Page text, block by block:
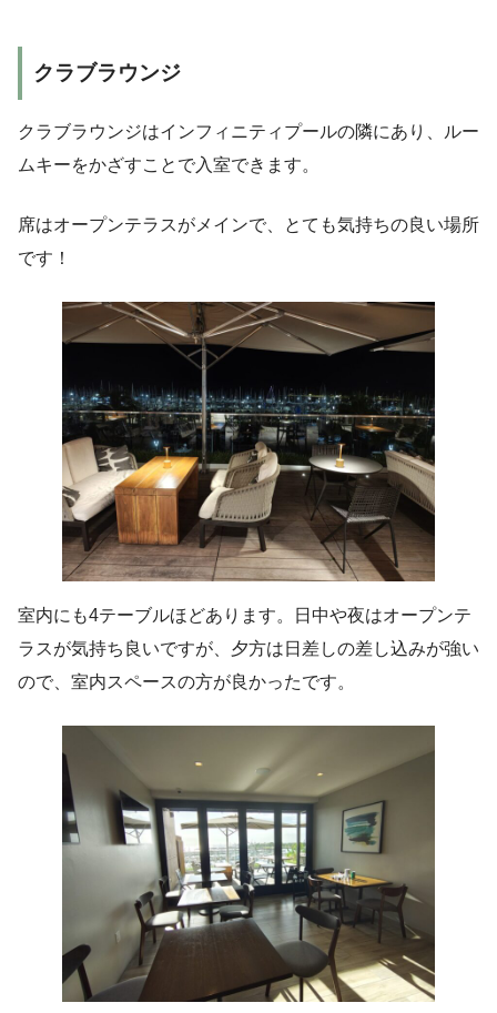
クラブラウンジ
クラブラウンジはインフィニティプールの隣にあり、ルー
ムキーをかざすことで入室できます。
席はオープンテラスがメインで、とても気持ちの良い場所
です！
室内にも4テーブルほどあります。日中や夜はオープンテ
ラスが気持ち良いですが、夕方は日差しの差し込みが強い
ので、室内スペースの方が良かったです。